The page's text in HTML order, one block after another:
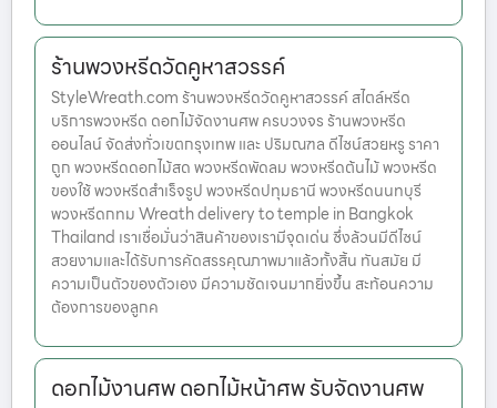
ร้านพวงหรีดวัดคูหาสวรรค์
StyleWreath.com ร้านพวงหรีดวัดคูหาสวรรค์ สไตล์หรีด
บริการพวงหรีด ดอกไม้จัดงานศพ ครบวงจร ร้านพวงหรีด
ออนไลน์ จัดส่งทั่วเขตกรุงเทพ และ ปริมณฑล ดีไซน์สวยหรู ราคา
ถูก พวงหรีดดอกไม้สด พวงหรีดพัดลม พวงหรีดต้นไม้ พวงหรีด
ของใช้ พวงหรีดสำเร็จรูป พวงหรีดปทุมธานี พวงหรีดนนทบุรี
พวงหรีดกทม Wreath delivery to temple in Bangkok
Thailand เราเชื่อมั่นว่าสินค้าของเรามีจุดเด่น ซึ่งล้วนมีดีไซน์
สวยงามและได้รับการคัดสรรคุณภาพมาแล้วทั้งสิ้น ทันสมัย มี
ความเป็นตัวของตัวเอง มีความชัดเจนมากยิ่งขึ้น สะท้อนความ
ต้องการของลูกค
ดอกไม้งานศพ ดอกไม้หน้าศพ รับจัดงานศพ